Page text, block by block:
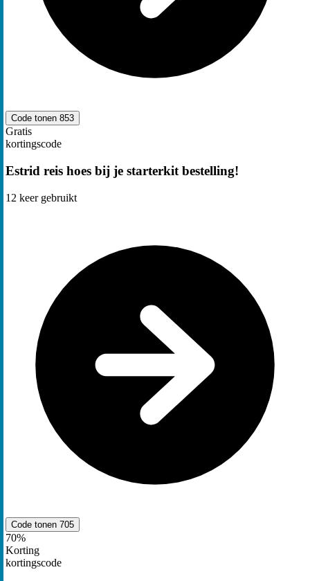
Code tonen 853
Gratis
kortingscode
Estrid reis hoes bij je starterkit bestelling!
12 keer gebruikt
Code tonen 705
70%
Korting
kortingscode